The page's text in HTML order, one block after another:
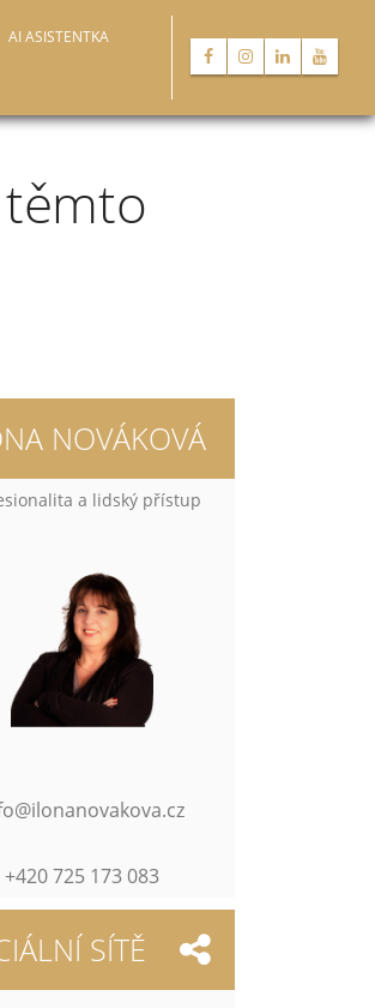
AI ASISTENTKA
NOVÁKOVÁ
a lidský přístup
+420 725 173 083
SÍTĚ